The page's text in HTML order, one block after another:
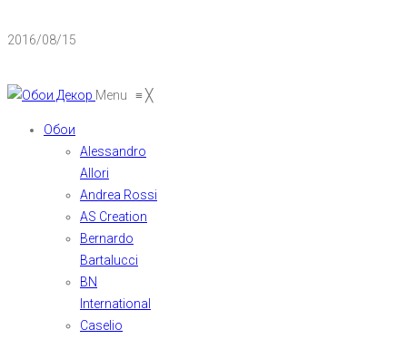
2016/08/15
Menu ≡╳
Обои
Alessandro
Allori
Andrea Rossi
AS Creation
Bernardo
Bartalucci
BN
International
Caselio